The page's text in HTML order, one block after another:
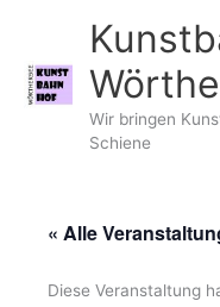
springen
Wir bringen
Schiene
« Alle
Diese Veranstaltung